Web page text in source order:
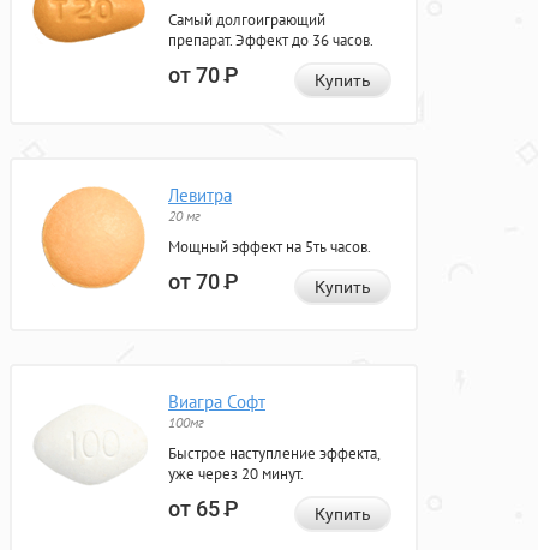
Самый долгоиграющий
препарат. Эффект до 36 часов.
от 70Р Купить
Левитра
20 мг
Мощный эффект на 5ть часов.
от 70Р Купить
Виагра Софт
100мг
Быстрое наступление эффекта,
уже через 20 минут.
от 65Р Купить